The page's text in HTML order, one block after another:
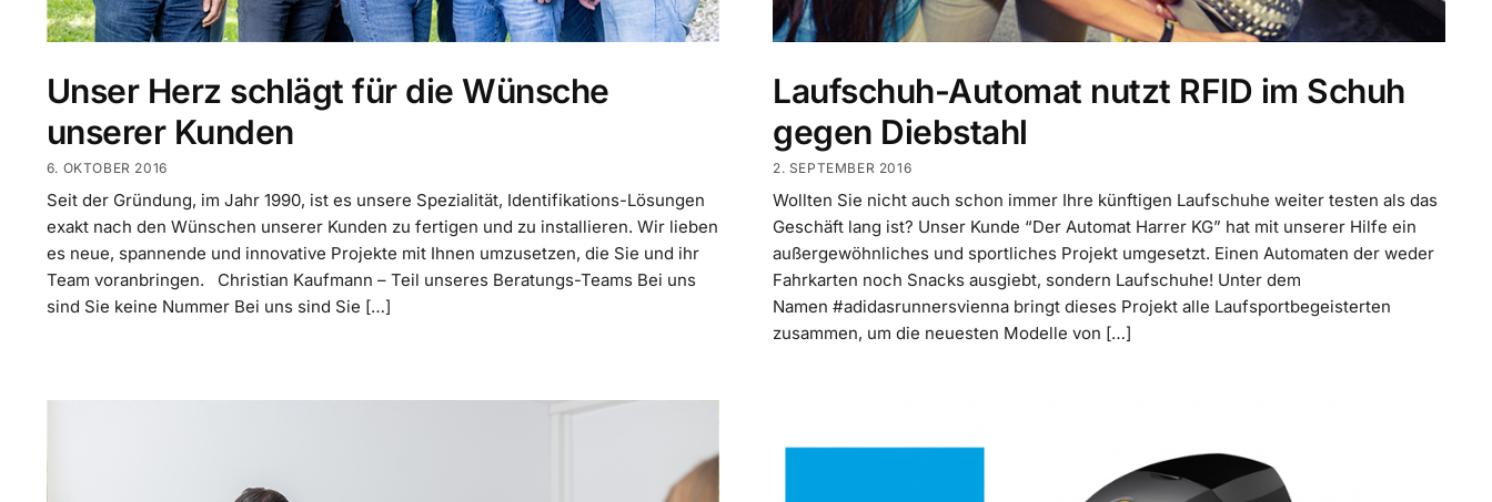
Unser Herz schlägt für die Wünsche
unserer Kunden
6. OKTOBER 2016
Seit der Gründung, im Jahr 1990, ist es unsere Spezialität, Identifikations-Lösungen
exakt nach den Wünschen unserer Kunden zu fertigen und zu installieren. Wir lieben
es neue, spannende und innovative Projekte mit Ihnen umzusetzen, die Sie und ihr
Team voranbringen. Christian Kaufmann – Teil unseres Beratungs-Teams Bei uns
sind Sie keine Nummer Bei uns sind Sie […]
Laufschuh-Automat nutzt RFID im Schuh
gegen Diebstahl
2. SEPTEMBER 2016
Wollten Sie nicht auch schon immer Ihre künftigen Laufschuhe weiter testen als das
Geschäft lang ist? Unser Kunde “Der Automat Harrer KG” hat mit unserer Hilfe ein
außergewöhnliches und sportliches Projekt umgesetzt. Einen Automaten der weder
Fahrkarten noch Snacks ausgiebt, sondern Laufschuhe! Unter dem
Namen #adidasrunnersvienna bringt dieses Projekt alle Laufsportbegeisterten
zusammen, um die neuesten Modelle von […]